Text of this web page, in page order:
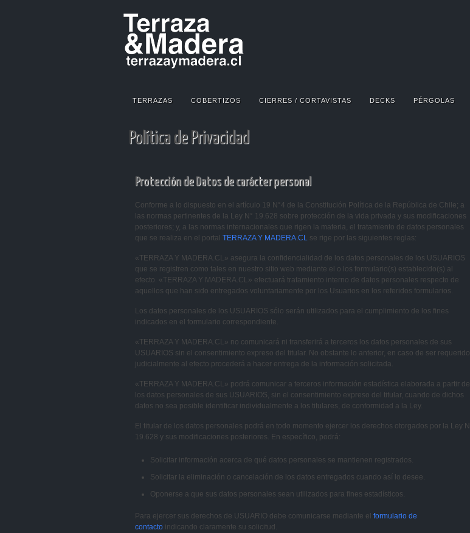
TERRAZAS COBERTIZOS CIERRES / CORTAVISTAS DECKS PÉRGOLAS
Política de Privacidad
Protección de Datos de carácter personal
Conforme a lo dispuesto en el artículo 19 N°4 de la Constitución Política de la República de Chile; a
las normas pertinentes de la Ley N° 19.628 sobre protección de la vida privada y sus modificaciones
posteriores; y, a las normas internacionales que rigen la materia, el tratamiento de datos personales
que se realiza en el portal TERRAZA Y MADERA.CL se rige por las siguientes reglas:
«TERRAZA Y MADERA.CL» asegura la confidencialidad de los datos personales de los USUARIOS
que se registren como tales en nuestro sitio web mediante el o los formulario(s) establecido(s) al
efecto. «TERRAZA Y MADERA.CL» efectuará tratamiento interno de datos personales respecto de
aquellos que han sido entregados voluntariamente por los Usuarios en los referidos formularios.
Los datos personales de los USUARIOS sólo serán utilizados para el cumplimiento de los fines
indicados en el formulario correspondiente.
«TERRAZA Y MADERA.CL» no comunicará ni transferirá a terceros los datos personales de sus
USUARIOS sin el consentimiento expreso del titular. No obstante lo anterior, en caso de ser requerido
judicialmente al efecto procederá a hacer entrega de la información solicitada.
«TERRAZA Y MADERA.CL» podrá comunicar a terceros información estadística elaborada a partir de
los datos personales de sus USUARIOS, sin el consentimiento expreso del titular, cuando de dichos
datos no sea posible identificar individualmente a los titulares, de conformidad a la Ley.
El titular de los datos personales podrá en todo momento ejercer los derechos otorgados por la Ley N°
19.628 y sus modificaciones posteriores. En específico, podrá:
Solicitar información acerca de qué datos personales se mantienen registrados.
Solicitar la eliminación o cancelación de los datos entregados cuando así lo desee.
Oponerse a que sus datos personales sean utilizados para fines estadísticos.
Para ejercer sus derechos de USUARIO debe comunicarse mediante el formulario de
contacto indicando claramente su solicitud.